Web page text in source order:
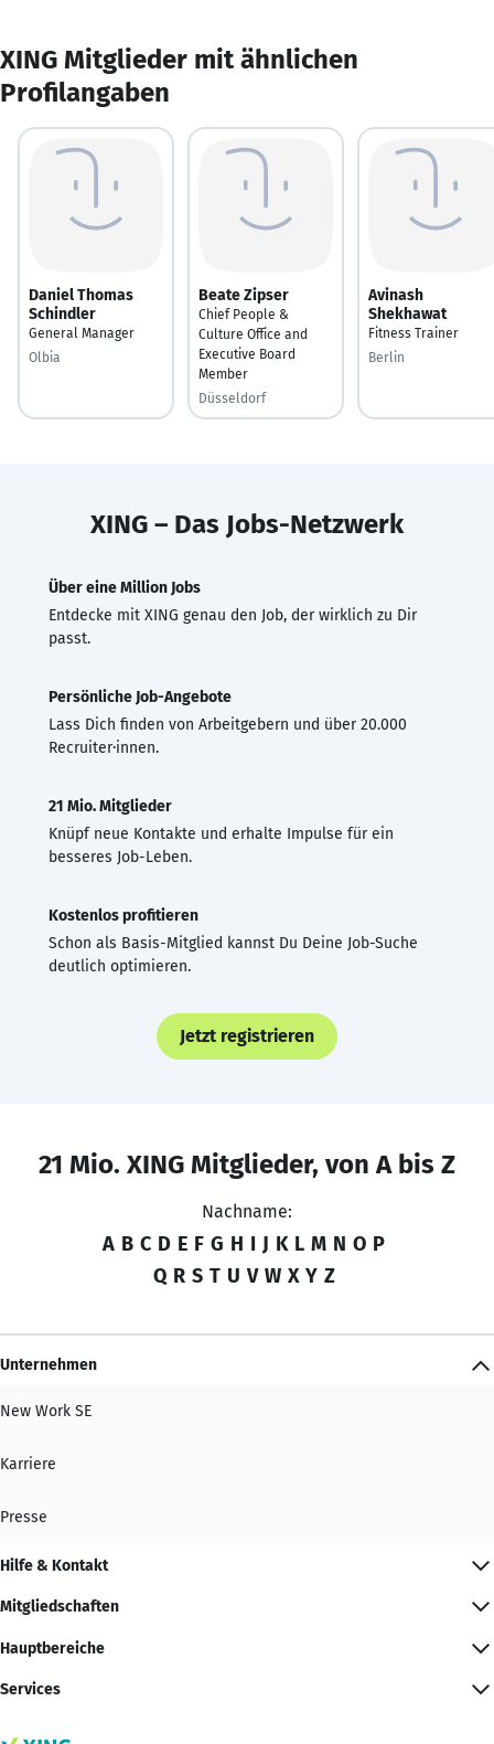
XING Mitglieder mit ähnlichen
Profilangaben
Daniel Thomas
Schindler
General Manager
Olbia
Beate Zipser
Chief People &
Culture Office and
Executive Board
Member
Düsseldorf
Avinash
Shekhawat
Fitness Trainer
Berlin
XING – Das Jobs-Netzwerk
Über eine Million Jobs
Entdecke mit XING genau den Job, der wirklich zu Dir
passt.
Persönliche Job-Angebote
Lass Dich finden von Arbeitgebern und über 20.000
Recruiter·innen.
21 Mio. Mitglieder
Knüpf neue Kontakte und erhalte Impulse für ein
besseres Job-Leben.
Kostenlos profitieren
Schon als Basis-Mitglied kannst Du Deine Job-Suche
deutlich optimieren.
Jetzt registrieren
21 Mio. XING Mitglieder, von A bis Z
Nachname:
A B C D E F G H I J K L M N O P
Q R S T U V W X Y Z
Unternehmen
New Work SE
Karriere
Presse
Hilfe & Kontakt
Mitgliedschaften
Hauptbereiche
Services